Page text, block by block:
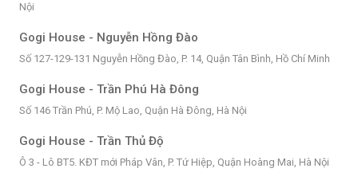
Nội
Gogi House - Nguyễn Hồng Đào
Số 127-129-131 Nguyễn Hồng Đào, P. 14, Quận Tân Bình, Hồ Chí Minh
Gogi House - Trần Phú Hà Đông
Số 146 Trần Phú, P. Mộ Lao, Quận Hà Đông, Hà Nội
Gogi House - Trần Thủ Độ
Ô 3 - Lô BT5. KĐT mới Pháp Vân, P. Tứ Hiệp, Quận Hoàng Mai, Hà Nội